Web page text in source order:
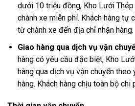
dưới 10 triệu đồng, Kho Lưới
chành xe miễn phí. Khách hàng tự
từ chành xe đến địa chỉ nhận hàng.
Giao hàng qua dịch vụ vận
hàng có yêu cầu đặc biệt, Kho
hàng qua dịch vụ vận chuyển theo
hàng. Khách hàng chịu toàn bộ chi